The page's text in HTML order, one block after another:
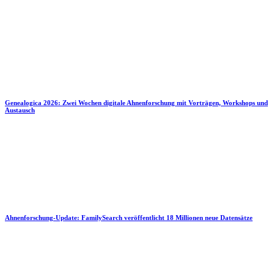
Genealogica 2026: Zwei Wochen digitale Ahnenforschung mit Vorträgen, Workshops und
Austausch
Ahnenforschung-Update: FamilySearch veröffentlicht 18 Millionen neue Datensätze